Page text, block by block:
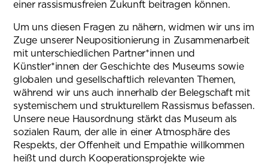
einer rassismusfreien Zukunft beitragen können.
Um uns diesen Fragen zu nähern, widmen wir uns im
Zuge unserer Neupositionierung in Zusammenarbeit
mit unterschiedlichen Partner*innen und
Künstler*innen der Geschichte des Museums sowie
globalen und gesellschaftlich relevanten Themen,
während wir uns auch innerhalb der Belegschaft mit
systemischem und strukturellem Rassismus befassen.
Unsere neue Hausordnung stärkt das Museum als
sozialen Raum, der alle in einer Atmosphäre des
Respekts, der Offenheit und Empathie willkommen
heißt und durch Kooperationsprojekte wie